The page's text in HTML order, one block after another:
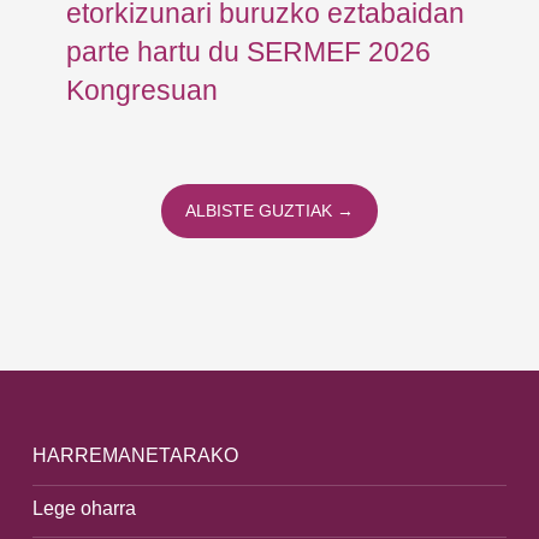
etorkizunari buruzko eztabaidan
parte hartu du SERMEF 2026
Kongresuan
ALBISTE GUZTIAK →
HARREMANETARAKO
Lege oharra